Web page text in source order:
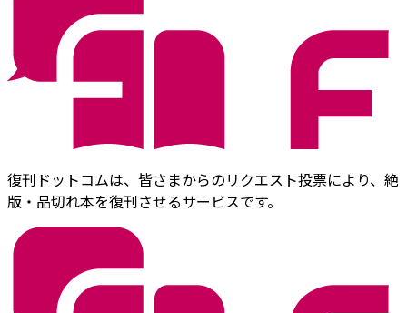
復刊ドットコムは、皆さまからのリクエスト投票により、絶
版・品切れ本を復刊させるサービスです。